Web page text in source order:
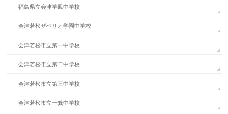
福島県立会津学鳳中学校
会津若松ザベリオ学園中学校
会津若松市立第一中学校
会津若松市立第二中学校
会津若松市立第三中学校
会津若松市立一箕中学校